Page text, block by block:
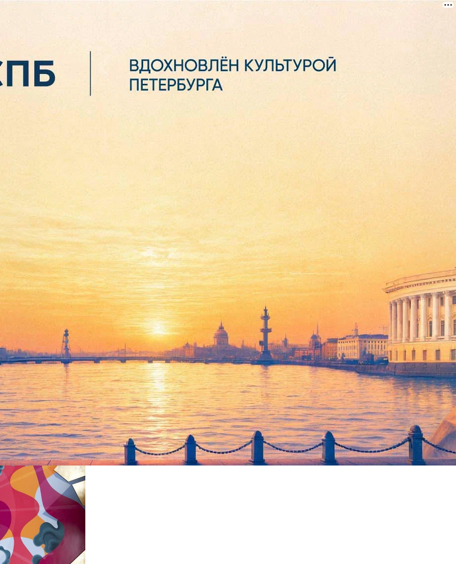
превратится в галерею совриска
экспозицию современного искусства, приспособив под нее каретный проезд – помещение, не отреставрированное и
Он рассказывает о художественном оформлении и реставрации Дворца Фредерика VIII в Копенгагене и стимулирует новый
мировое турне, и, наконец, добралась до России.
Амалиенборг – официальной резиденции датской королевской семьи. И сейчас во дворце продолжает жить кронпринц
В 2004-2010-х гг. дворец XVIII века подвергся серьезной реставрации, затронувшей экстерьер и интерьер здания. Итог
Эскерод и Роберто Фортуна. В экспозиции представлены 24 фотографии, демонстрирующие новый подход к процессу реновации
в дворцовом пространстве, неожиданно прибавились произведения современного искусства – провокативные, но